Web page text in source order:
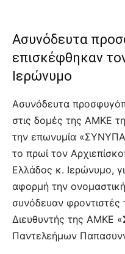
Ασυνόδευτα
επισκέφθηκαν
Ιερώνυμο
Ασυνόδευτα
στις δομές της ΑΜΚΕ
την επωνυμία
το πρωί τον
Ελλάδος κ. Ιερώνυμο,
αφορμή την
συνόδευαν φροντιστές
Διευθυντής της ΑΜΚΕ
Παντελεήμων